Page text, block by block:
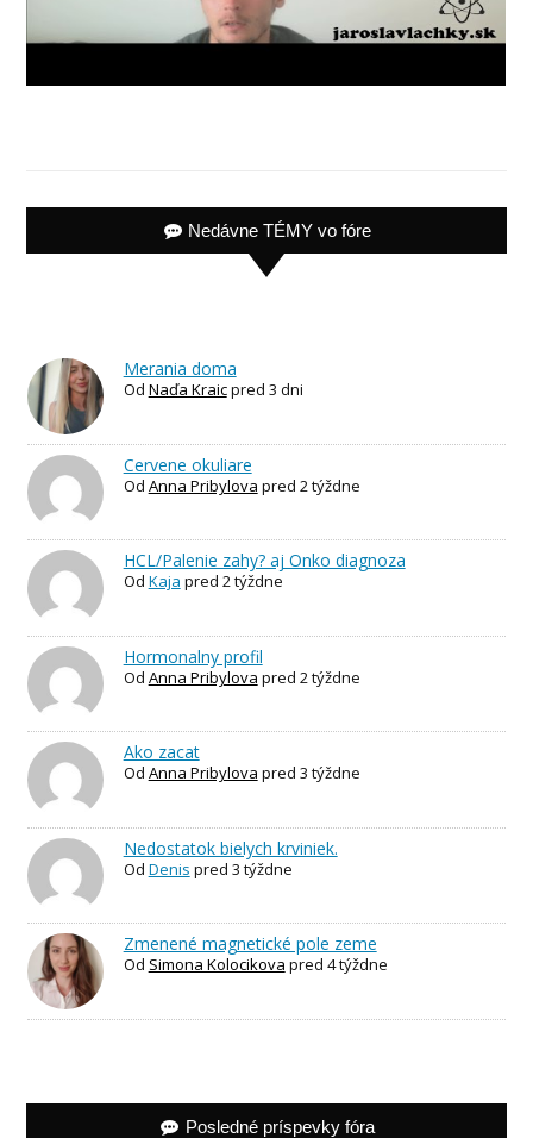
Nedávne TÉMY vo fóre
Merania doma
Od Naďa Kraicpred 3 dni
Cervene okuliare
Od Anna Pribylova pred 2 týždne
HCL/Palenie zahy? aj Onko diagnoza
Od Kaja pred 2 týždne
Hormonalny profil
Od Anna Pribylova pred 2 týždne
Ako zacat
Od Anna Pribylova pred 3 týždne
Nedostatok bielych krviniek.
Od Denis pred 3 týždne
Zmenené magnetické pole zeme
Od Simona Kolocikova pred 4 týždne
Posledné príspevky fóra